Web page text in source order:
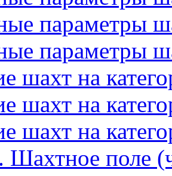
параметры
параметры
шахт на
шахт на
шахт на
поле